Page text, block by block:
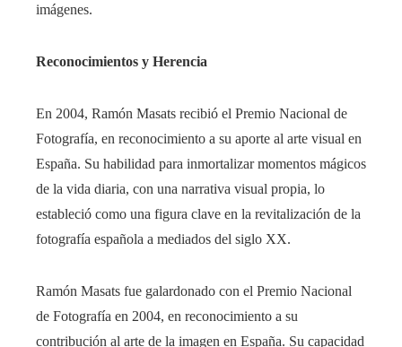
imágenes.
Reconocimientos y Herencia
En 2004, Ramón Masats recibió el Premio Nacional de
Fotografía, en reconocimiento a su aporte al arte visual en
España. Su habilidad para inmortalizar momentos mágicos
de la vida diaria, con una narrativa visual propia, lo
estableció como una figura clave en la revitalización de la
fotografía española a mediados del siglo XX.
Ramón Masats fue galardonado con el Premio Nacional
de Fotografía en 2004, en reconocimiento a su
contribución al arte de la imagen en España. Su capacidad